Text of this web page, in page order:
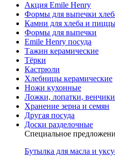
Акция Emile Henry
Формы для выпечки
Камни для хлеба и
Формы для выпечки
Emile Henry посуда
Тажин керамические
Тёрки
Кастрюли
Хлебницы керамические
Ножи кухонные
Ложки, лопатки, венчики
Хранение зерна и семян
Другая посуда
Доски разделочные
Специальное
Бутылка для масла и